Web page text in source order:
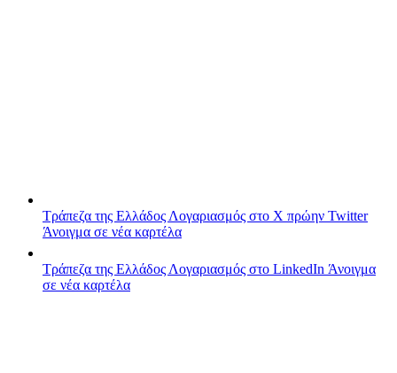
Τράπεζα της Ελλάδος Λογαριασμός στο X πρώην Twitter
Άνοιγμα σε νέα καρτέλα
Τράπεζα της Ελλάδος Λογαριασμός στο LinkedIn Άνοιγμα
σε νέα καρτέλα